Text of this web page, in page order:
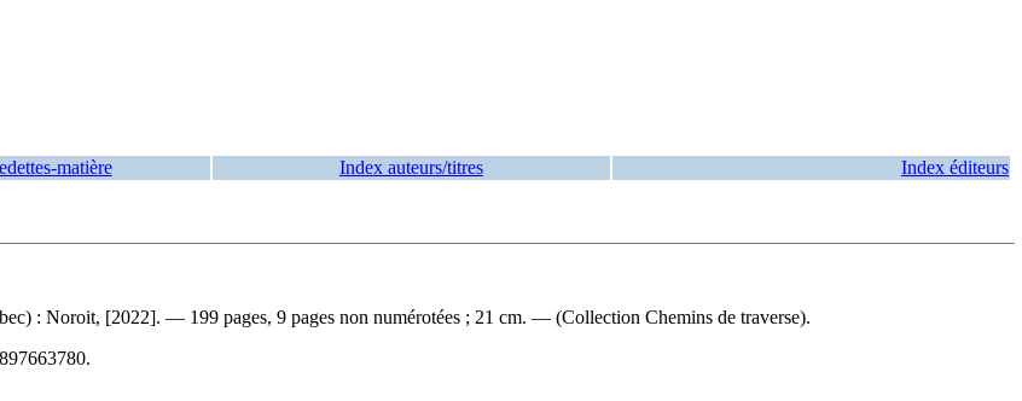
matière Index auteurs/titres Index éditeurs
: Noroit, [2022]. — 199 pages, 9 pages non numérotées ; 21 cm. — (Collection Chemins de traverse).
.